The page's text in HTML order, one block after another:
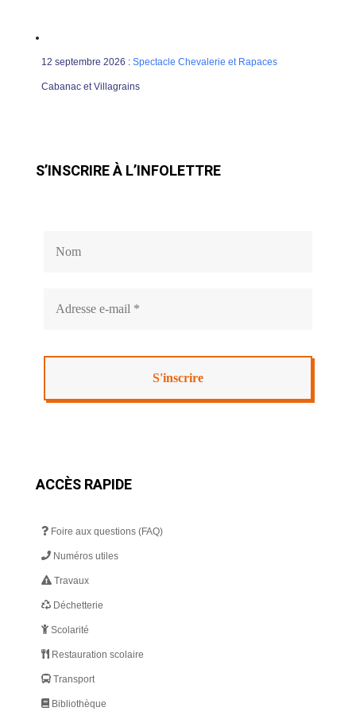
12 septembre 2026 : Spectacle Chevalerie et Rapaces
Cabanac et Villagrains
S’INSCRIRE À L’INFOLETTRE
ACCÈS RAPIDE
Foire aux questions (FAQ)
Numéros utiles
Travaux
Déchetterie
Scolarité
Restauration scolaire
Transport
Bibliothèque